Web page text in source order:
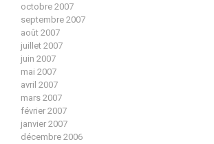
octobre 2007
septembre 2007
août 2007
juillet 2007
juin 2007
mai 2007
avril 2007
mars 2007
février 2007
janvier 2007
décembre 2006